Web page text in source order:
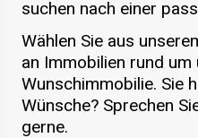
suchen nach einer
Wählen Sie aus
an Immobilien rund
Wunschimmobilie. Sie
Wünsche? Sprechen
gerne.